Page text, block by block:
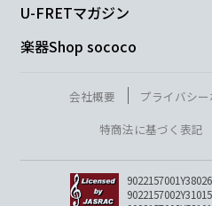
U-FRETマガジン
楽器Shop sococo
会社概要 プライバシ
特商法に基づく表記
9022157001Y38026
9022157002Y31015